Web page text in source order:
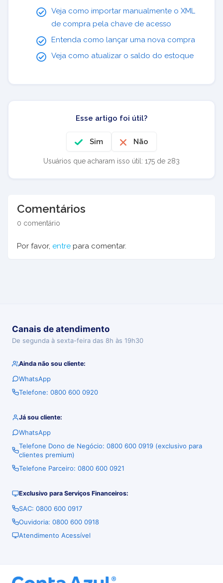
Veja como importar manualmente o XML
de compra pela chave de acesso
Entenda como lançar uma nova compra
Veja como atualizar o saldo do estoque
Esse artigo foi útil?
Sim Não
Usuários que acharam isso útil: 175 de 283
Comentários
0 comentário
Por favor, entre para comentar.
Canais de atendimento
De segunda à sexta-feira das 8h às 19h30
Ainda não sou cliente:
WhatsApp
Telefone: 0800 600 0920
Já sou cliente:
WhatsApp
Telefone Dono de Negócio: 0800 600 0919 (exclusivo para
clientes premium)
Telefone Parceiro: 0800 600 0921
Exclusivo para Serviços Financeiros:
SAC: 0800 600 0917
Ouvidoria: 0800 600 0918
Atendimento Acessível